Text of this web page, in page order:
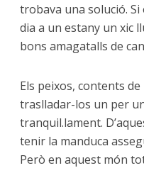
trobava una solució. Si
dia a un estany un xic
bons amagatalls de
Els peixos, contents
traslladar-los un per
tranquil.lament.
tenir la manduca
Però en aquest món